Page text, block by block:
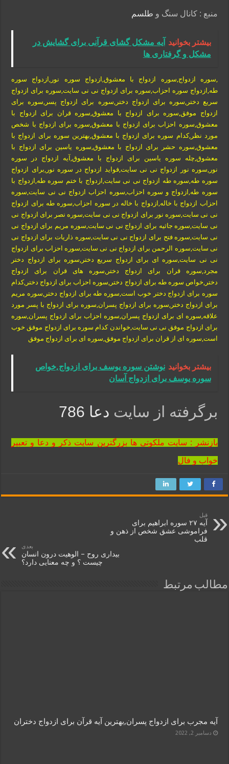
منبع : کانال سنگ و طلسم
بیشتر بخوانید آیه مشکل گشای قرآنی برای گشایش در
مشکل و گرفتاری ها
,سوره ازدواج,سوره ازدواج با معشوق,ازدواج سوره نور,ازدواج سوره
طه,ازدواج سوره احزاب,سوره برای ازدواج نی نی سایت,سوره برای ازدواج
سریع دختر,سوره برای ازدواج دختر,سوره برای ازدواج پسر,سوره برای
ازدواج موفق,سوره برای ازدواج با معشوق,سوره قران برای ازدواج با
معشوق,سوره احزاب برای ازدواج با معشوق,سوره برای ازدواج با شخص
مورد نظر,کدام سوره برای ازدواج با معشوق,بهترین سوره برای ازدواج با
معشوق,سوره حشر برای ازدواج با معشوق,سوره یاسین برای ازدواج با
معشوق,چله سوره یاسین برای ازدواج با معشوق,آیه ازدواج در سوره
نور,سوره نور ازدواج نی نی سایت,فواید ازدواج در سوره نور,برای ازدواج
سوره طه,سوره طه ازدواج نی نی سایت,ازدواج با ختم سوره طه,ازدواج با
سوره طه,ازدواج و سوره احزاب,سوره احزاب ازدواج نی نی سایت,سوره
احزاب ازدواج با خاله,ازدواج با خاله در سوره احزاب,سوره طه برای ازدواج
نی نی سایت,سوره نور برای ازدواج نی نی سایت,سوره نصر برای ازدواج نی
نی سایت,سوره جاثیه برای ازدواج نی نی سایت,سوره مریم برای ازدواج نی
نی سایت,سوره فتح برای ازدواج نی نی سایت,سوره ذاریات برای ازدواج نی
نی سایت,سوره الرحمن برای ازدواج نی نی سایت,سوره احزاب برای ازدواج
نی نی سایت,سوره ای برای ازدواج سریع دختر,سوره برای ازدواج دختر
مجرد,سوره قران برای ازدواج دختر,سوره های قران برای ازدواج
دختر,خواص سوره طه برای ازدواج دختر,سوره احزاب برای ازدواج دختر,کدام
سوره برای ازدواج دختر خوب است,سوره طه برای ازدواج دختر,سوره مریم
برای ازدواج دختر,سوره برای ازدواج پسران,سوره برای ازدواج با پسر مورد
علاقه,سوره ای برای ازدواج پسران,سوره احزاب برای ازدواج پسران,سوره
برای ازدواج موفق نی نی سایت,خواندن کدام سوره برای ازدواج موفق خوب
است,سوره ای از قران برای ازدواج موفق,سوره ای برای ازدواج موفق
بیشتر بخوانید نوشتن سوره یوسف برای ازدواج,خواص
سوره یوسف برای ازدواج آسان
برگرفته از سایت دعا 786
بازنشر : سایت ملکوتی ها بزرگترین سایت ذکر و دعا و تعبیر
خواب و فال
قبل
آیه ۲۷ سوره ابراهیم برای
فراموشی عشق شخص از ذهن و
قلب
بعدی
بیداری روح – الوهیت درون انسان
چیست ؟ و چه معنایی دارد؟
مطالب مرتبط
آیه مجرب برای ازدواج پسران,بهترین آیه قرآن برای ازدواج دختران
دسامبر 2, 2022